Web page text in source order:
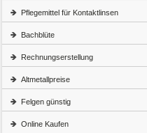
Pflegemittel für Kontaktlinsen
Bachblüte
Rechnungserstellung
Altmetallpreise
Felgen günstig
Online Kaufen